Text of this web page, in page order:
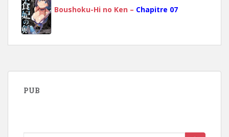
Boushoku-Hi no Ken – Chapitre 07
PUB